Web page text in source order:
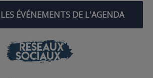
ÉVÉNEMENTS DE L'AGENDA
RÉSEAUX
SOCIAUX